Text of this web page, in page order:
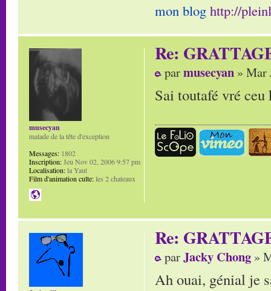
mon blog http://
Re:
parmusecyan » Mar
Sai toutafé vré
musecyan
malade de la tête d'exception
Messages: 1802
Inscription:Jeu Nov 02, 2006 9:57 pm
Localisation:la Yaut
Film d'animation culte:les 2 chateaux
Re:
parJacky Chong »
Ah ouai, génial je